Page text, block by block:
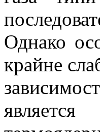
Однако
крайне